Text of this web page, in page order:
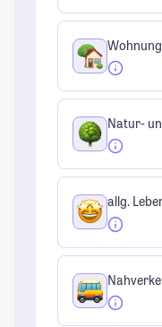
Natur-
allg.